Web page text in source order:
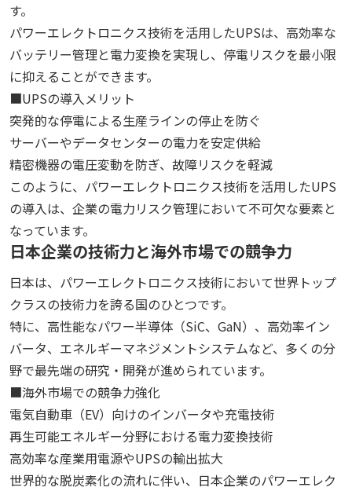
す。
パワーエレクトロニクス技術を活用したUPSは、高効率な
バッテリー管理と電力変換を実現し、停電リスクを最小限
に抑えることができます。
■UPSの導入メリット
突発的な停電による生産ラインの停止を防ぐ
サーバーやデータセンターの電力を安定供給
精密機器の電圧変動を防ぎ、故障リスクを軽減
このように、パワーエレクトロニクス技術を活用したUPS
の導入は、企業の電力リスク管理において不可欠な要素と
なっています。
日本企業の技術力と海外市場での競争力
日本は、パワーエレクトロニクス技術において世界トップ
クラスの技術力を誇る国のひとつです。
特に、高性能なパワー半導体（SiC、GaN）、高効率イン
バータ、エネルギーマネジメントシステムなど、多くの分
野で最先端の研究・開発が進められています。
■海外市場での競争力強化
電気自動車（EV）向けのインバータや充電技術
再生可能エネルギー分野における電力変換技術
高効率な産業用電源やUPSの輸出拡大
世界的な脱炭素化の流れに伴い、日本企業のパワーエレク